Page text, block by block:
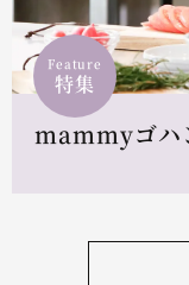
Feature
特集
mammyゴハ